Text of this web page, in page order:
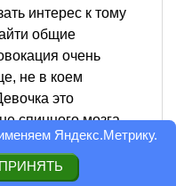
интерес к тому
общие
очень
не в коем
это
спинного мозга.
Яндекс.Метрику.
ПРИНЯТЬ